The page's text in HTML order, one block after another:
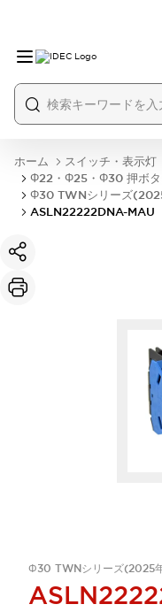
ホーム スイッチ・表示灯
Φ22・Φ25・Φ30 押ボタ
Φ30 TWNシリーズ
ASLN22222DNA-MAU
Φ30 TWNシリーズ(2025